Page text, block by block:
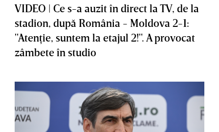
VIDEO | Ce s-a auzit în direct la TV, de la
stadion, după România - Moldova 2-1:
"Atenţie, suntem la etajul 2!". A provocat
zâmbete în studio